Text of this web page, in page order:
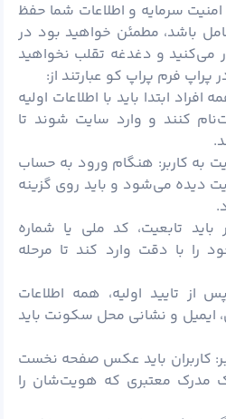
سرمایه و اطلاعات شما حفظ
باشد، مطمئن خواهید بود در
می‌کنید و دغدغه تقلب نخواهید
فرم پراپ کو عبارتند از:
ابتدا باید با اطلاعات اولیه
کنند و وارد سایت شوند تا
به کاربر: هنگام ورود به حساب
دیده می‌شود و باید روی گزینه
باید تابعیت، کد ملی یا شماره
را با دقت وارد کند تا مرحله
تایید اولیه، همه اطلاعات
ایمیل و نشانی محل سکونت باید
کاربران باید عکس صفحه نخست
مدرک معتبری که هویت‌شان را